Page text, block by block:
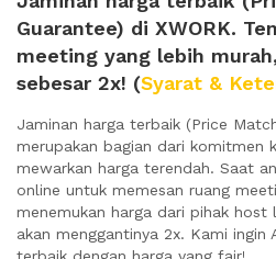
Guarantee) di XWORK.
meeting yang lebih
sebesar 2x! (Syarat &
Jaminan harga terbaik (Price
merupakan bagian dari komitmen
mewarkan harga terendah. Saat
online untuk memesan ruang
menemukan harga dari pihak
akan menggantinya 2x. Kami ingin